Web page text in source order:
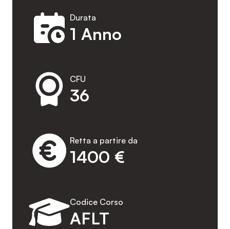
1 Anno
Durata
36
CFU
1400 €
Retta a partire da
AFLT
Codice Corso